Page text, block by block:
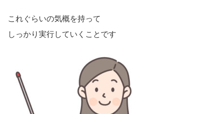
これぐらいの気概を持って
しっかり実行していくことです